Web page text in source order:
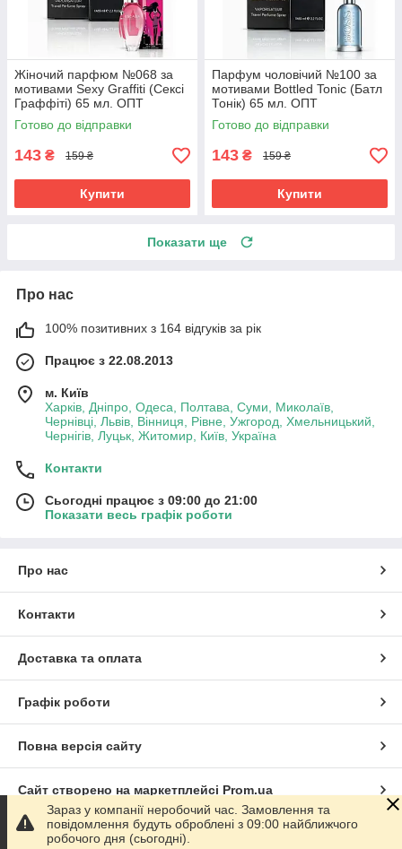
Жіночий парфюм №068 за
мотивами Sexy Graffiti (Сексі
Граффіті) 65 мл. ОПТ
Готово до відправки
143 ₴ 159 ₴
Купити
Парфум чоловічий №100 за
мотивами Bottled Tonic (Батл
Тонік) 65 мл. ОПТ
Готово до відправки
143 ₴ 159 ₴
Купити
Показати ще
Про нас
100% позитивних з 164 відгуків за рік
Працює з 22.08.2013
м. Київ
Харків, Дніпро, Одеса, Полтава, Суми, Миколаїв,
Чернівці, Львів, Вінниця, Рівне, Ужгород, Хмельницький,
Чернігів, Луцьк, Житомир, Київ, Україна
Контакти
Сьогодні працює з 09:00 до 21:00
Показати весь графік роботи
Про нас
Контакти
Доставка та оплата
Графік роботи
Повна версія сайту
Сайт створено на маркетплейсі Prom.ua
Політика конфіденційності
Зараз у компанії неробочий час. Замовлення та
повідомлення будуть оброблені з 09:00 найближчого
робочого дня (сьогодні).